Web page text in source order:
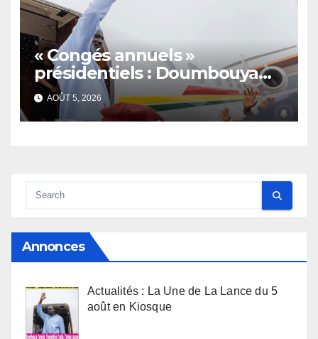
« Congés annuels »
présidentiels : Doumbouya
s’envole, l’opposition s’agite,
l’armée rassure
AOÛT 5, 2026
Annonces
Actualités : La Une de La Lance du 5
août en Kiosque